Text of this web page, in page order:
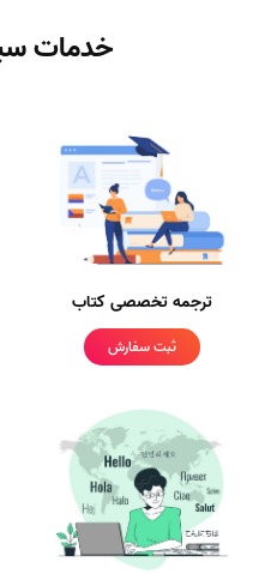
خدمات
ترجمه تخصصی کتاب
ثبت سفارش